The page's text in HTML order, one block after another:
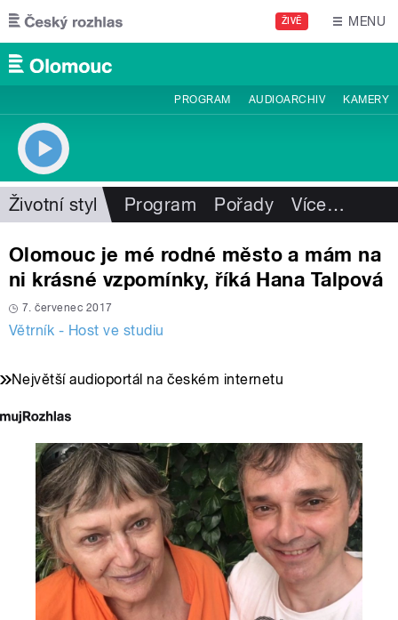
Přejít k hlavnímu obsahu
ŽIVĚ MENU
PROGRAM AUDIOARCHIV KAMERY
Životní styl Program Pořady Více…
Olomouc je mé rodné město a mám na
ni krásné vzpomínky, říká Hana Talpová
7. červenec 2017
Větrník - Host ve studiu
Největší audioportál na českém internetu